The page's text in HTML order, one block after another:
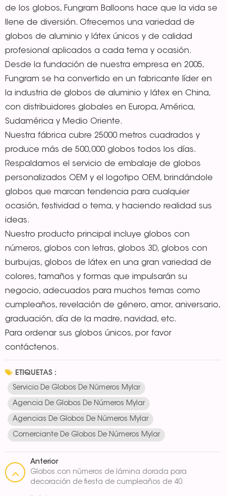
de los globos, Fungram Balloons hace que la vida se
llene de diversión. Ofrecemos una variedad de
globos de aluminio y látex únicos y de calidad
profesional aplicados a cada tema y ocasión.
Desde la fundación de nuestra empresa en 2005,
Fungram se ha convertido en un fabricante líder en
la industria de globos de aluminio y látex en China,
con distribuidores globales en Europa, América,
Sudamérica y Medio Oriente.
Nuestra fábrica cubre 25000 metros cuadrados y
produce más de 500,000 globos todos los días.
Respaldamos el servicio de embalaje de globos
personalizados OEM y el logotipo OEM, brindándole
globos que marcan tendencia para cualquier
ocasión, festividad o tema, y haciendo realidad sus
ideas.
Nuestro producto principal incluye globos con
números, globos con letras, globos 3D, globos con
burbujas, globos de látex en una gran variedad de
colores, tamaños y formas que impulsarán su
negocio, adecuados para muchos temas como
cumpleaños, revelación de género, amor, aniversario,
graduación, día de la madre, navidad, etc.
Para ordenar sus globos únicos, por favor
contáctenos.
ETIQUETAS :
Servicio De Globos De Números Mylar
Agencia De Globos De Números Mylar
Agencias De Globos De Números Mylar
Comerciante De Globos De Números Mylar
Anterior
Globos con números de lámina dorada para
decoración de fiesta de cumpleaños de 40